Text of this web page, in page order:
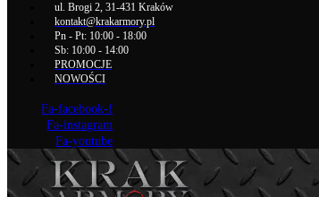
ul. Brogi 2, 31-431 Kraków
kontakt@krakarmory.pl
Pn - Pt: 10:00 - 18:00
Sb: 10:00 - 14:00
PROMOCJE
NOWOŚCI
Fa-facebook-f
Fa-instagram
Fa-youtube